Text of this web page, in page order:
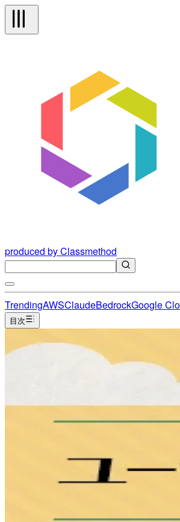
produced by Classmethod
TrendingAWSClaudeBedrockGoogle
目次